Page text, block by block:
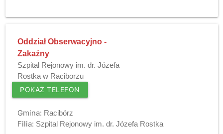
Oddział Obserwacyjno -
Zakaźny
Szpital Rejonowy im. dr. Józefa
Rostka w Raciborzu
POKAŻ TELEFON
Gmina: Racibórz
Filia: Szpital Rejonowy im. dr. Józefa Rostka